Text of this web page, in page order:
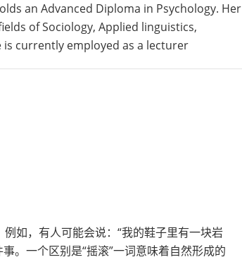
an Advanced Diploma in Psychology. Her
of Sociology, Applied linguistics,
currently employed as a lecturer
如，有人可能会说：“我的鞋子里有一块岩
。一个区别是“摇滚”一词意味着自然形成的